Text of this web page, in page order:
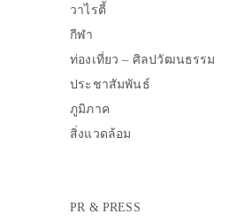
วาไรตี้
กีฬา
ท่องเที่ยว – ศิลปวัฒนธรรม
ประชาสัมพันธ์
ภูมิภาค
สิ่งแวดล้อม
PR & PRESS